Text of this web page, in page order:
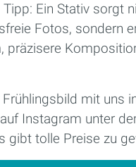
Tipp: Ein Stativ sorgt
Fotos, sondern
präzisere
Frühlingsbild mit uns
Instagram unter
gibt tolle Preise zu